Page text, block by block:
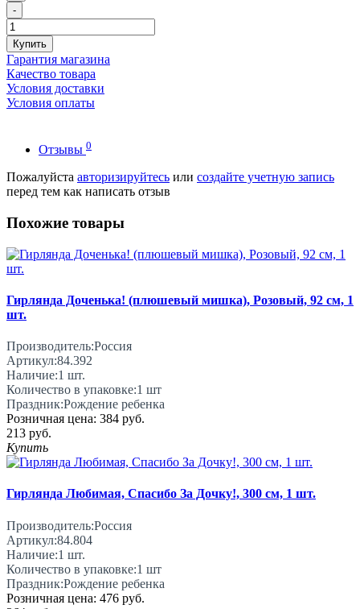
-
Купить
Гарантия магазина
Качество товара
Условия доставки
Условия оплаты
Отзывы 0
Пожалуйста авторизируйтесь или создайте учетную запись
перед тем как написать отзыв
Похожие товары
Гирлянда Доченька! (плюшевый мишка), Розовый, 92 см, 1
шт.
Производитель:Россия
Артикул:84.392
Наличие:1 шт.
Количество в упаковке:1 шт
Праздник:Рождение ребенка
Розничная цена: 384 руб.
213 руб.
Купить
Гирлянда Любимая, Спасибо За Дочку!, 300 см, 1 шт.
Производитель:Россия
Артикул:84.804
Наличие:1 шт.
Количество в упаковке:1 шт
Праздник:Рождение ребенка
Розничная цена: 476 руб.